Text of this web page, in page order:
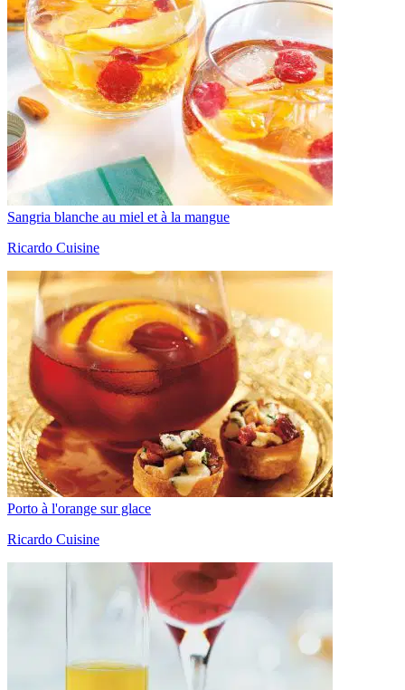
Sangria blanche au miel et à la mangue
Ricardo Cuisine
Porto à l'orange sur glace
Ricardo Cuisine